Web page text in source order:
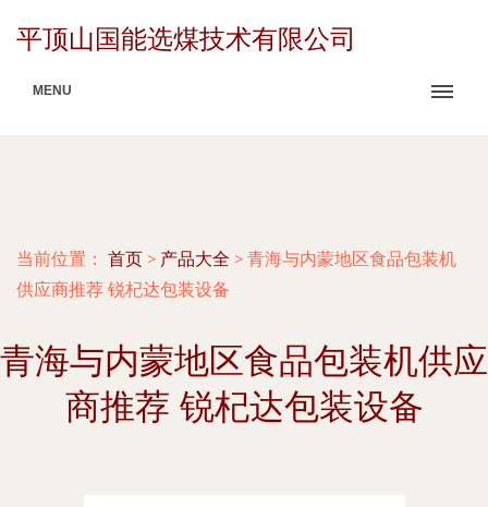
平顶山国能选煤技术有限公司
MENU
当前位置： 首页 > 产品大全 > 青海与内蒙地区食品包装机
供应商推荐 锐杞达包装设备
青海与内蒙地区食品包装机供应
商推荐 锐杞达包装设备